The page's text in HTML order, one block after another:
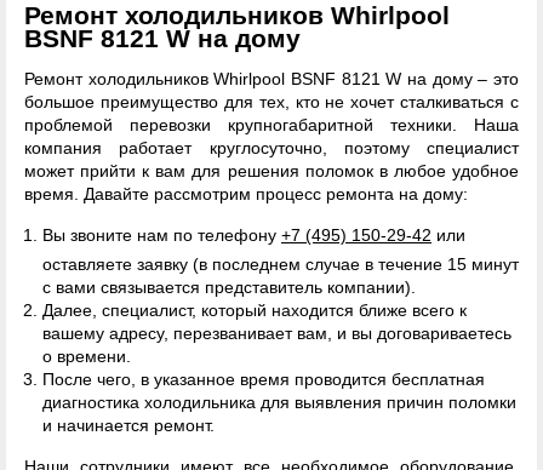
Ремонт холодильников Whirlpool
BSNF 8121 W на дому
Ремонт холодильников Whirlpool BSNF 8121 W на дому – это
большое преимущество для тех, кто не хочет сталкиваться с
проблемой перевозки крупногабаритной техники. Наша
компания работает круглосуточно, поэтому специалист
может прийти к вам для решения поломок в любое удобное
время. Давайте рассмотрим процесс ремонта на дому:
Вы звоните нам по телефону +7 (495) 150-29-42 или
оставляете заявку (в последнем случае в течение 15 минут
с вами связывается представитель компании).
Далее, специалист, который находится ближе всего к
вашему адресу, перезванивает вам, и вы договариваетесь
о времени.
После чего, в указанное время проводится бесплатная
диагностика холодильника для выявления причин поломки
и начинается ремонт.